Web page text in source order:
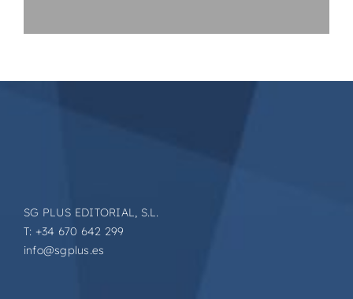
SG PLUS EDITORIAL, S.L.
T: +34 670 642 299
info@sgplus.es